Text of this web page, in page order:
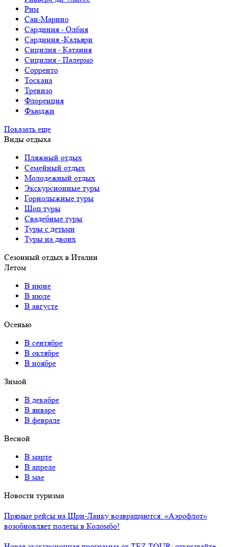
Рим
Сан-Марино
Сардиния - Олбия
Сардиния -Кальяри
Сицилия - Катания
Сицилия - Палермо
Сорренто
Тоскана
Тревизо
Флоренция
Фьюджи
Показать еще
Виды отдыха
Пляжный отдых
Семейный отдых
Молодежный отдых
Экскурсионные туры
Горнолыжные туры
Шоп туры
Свадебные туры
Туры с детьми
Туры на двоих
Сезонный отдых в Италии
Летом
В июне
В июле
В августе
Осенью
В сентябре
В октябре
В ноябре
Зимой
В декабре
В январе
В феврале
Весной
В марте
В апреле
В мае
Новости туризма
Прямые рейсы на Шри-Ланку возвращаются: «Аэрофлот»
возобновляет полеты в Коломбо!